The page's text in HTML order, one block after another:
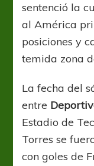
sentenció la
al América
posiciones y
temida zona
La fecha del
entre
Estadio de
Torres se
con goles de